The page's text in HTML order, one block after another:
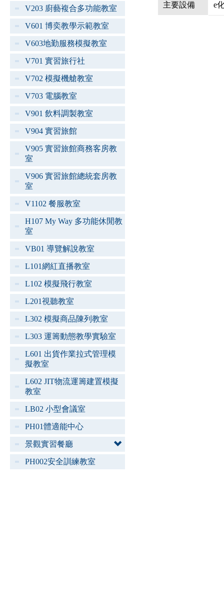
V203 廚藝複合多功能教室
V601 博奕教學示範教室
V603地勤服務模擬教室
V701 實習旅行社
V702 模擬機艙教室
V703 電腦教室
V901 飲料調製教室
V904 實習旅館
V905 實習旅館商務客房教
室
V906 實習旅館總統套房教
室
V1102 餐服教室
H107 My Way 多功能休閒教
室
VB01 導覽解說教室
L101網紅直播教室
L102 模擬飛行教室
L201視聽教室
L302 模擬商品陳列教室
L303 運籌動態教學實驗室
L601 出貨作業拉式管理模
擬教室
L602 JIT物流運籌建置模擬
教室
LB02 小型會議室
PH01體適能中心
景觀實習餐廳
PH002安全訓練教室
主要設備 e